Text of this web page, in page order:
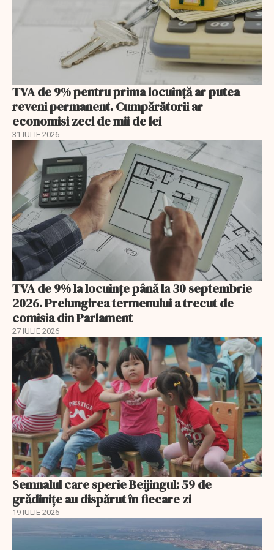
TVA de 9% pentru prima locuință ar putea
reveni permanent. Cumpărătorii ar
economisi zeci de mii de lei
31 IULIE 2026
TVA de 9% la locuințe până la 30 septembrie
2026. Prelungirea termenului a trecut de
comisia din Parlament
27 IULIE 2026
Semnalul care sperie Beijingul: 59 de
grădinițe au dispărut în fiecare zi
19 IULIE 2026